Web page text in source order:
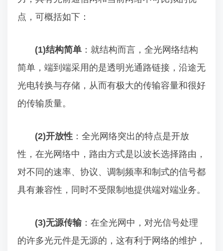
点，可概括如下：
(1)结构简单 ：就结构而言，全光网络结构
简单，端到端采用的是透明光通路链接，沿途无
光电转换与存储，从而有极大的传输容量和很好
的传输质量。
(2)开放性 ：全光网络突出的特点是开放
性，在光网络中，路由方式是以波长选择路由，
对不同的速率、协议、调制频率和制式的信号都
具有兼容性，同时不受限制地提供端对端业务。
(3)无源传输：在全光网中，对光信号处理
的许多光元件是无源的，这有利于网络的维护，